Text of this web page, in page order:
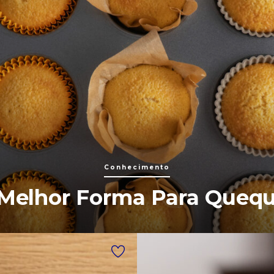
Conhecimento
Forma Para